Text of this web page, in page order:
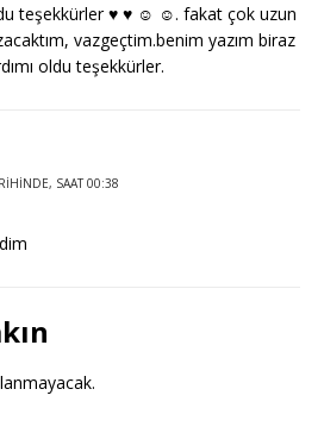
teşekkürler ♥ ♥ ☺ ☺. fakat çok uzun
vazgeçtim.benim yazım biraz
oldu teşekkürler.
SAAT 00:38